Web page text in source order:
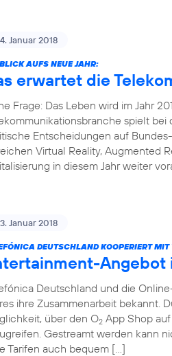
Januar 2018
AUFS NEUE JAHR:
erwartet die
Frage: Das Leben wird im Jahr
spielt
Entscheidungen auf
Virtual Reality, Augmented
in diesem Jahr weiter
Januar 2018
DEUTSCHLAND KOOPERIERT MIT
Angebot
Deutschland und die
ihre Zusammenarbeit bekannt.
über den O2 App Shop
Gestreamt werden kann
Tarifen auch bequem […]